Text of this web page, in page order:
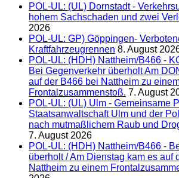
POL-UL: (UL) Dornstadt -
hohem Sachschaden und zwei
2026
POL-UL: GP) Göppingen-
Kraftfahrzeugrennen 8. August
POL-UL: (HDH) Nattheim/B466 -
Bei Gegenverkehr überholt Am
auf der B466 bei Nattheim zu
Frontalzusammenstoß. 7. August
POL-UL: (UL) Ulm - Gemeinsame
Staatsanwaltschaft Ulm und der
nach mutmaßlichem Raub und
7. August 2026
POL-UL: (HDH) Nattheim/B466 -
überholt / Am Dienstag kam es auf
Nattheim zu einem